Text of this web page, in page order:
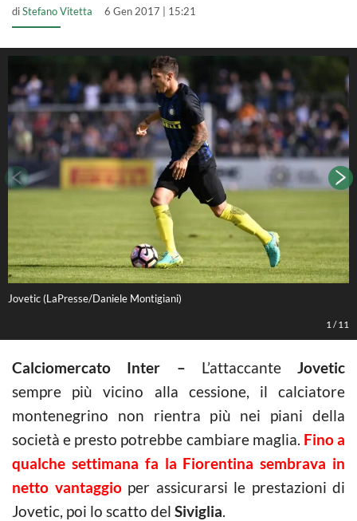
diStefano Vitetta 6 Gen 2017 | 15:21
Jovetic (LaPresse/Daniele Montigiani)
1 /11
Calciomercato Inter – L’attaccante Jovetic
sempre più vicino alla cessione, il calciatore
montenegrino non rientra più nei piani della
società e presto potrebbe cambiare maglia. Fino a
qualche settimana fa la Fiorentina sembrava in
netto vantaggioper assicurarsi le prestazioni di
Jovetic, poi lo scatto del Siviglia.